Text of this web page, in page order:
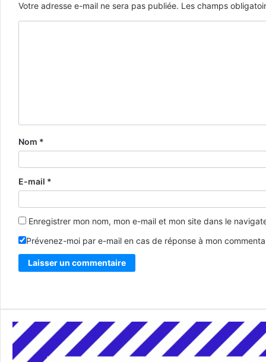
Votre adresse e-mail ne sera pas publiée. Les champs
Nom *
E-mail *
Enregistrer mon nom, mon e-mail et mon site dans le
Prévenez-moi par e-mail en cas de réponse à mon